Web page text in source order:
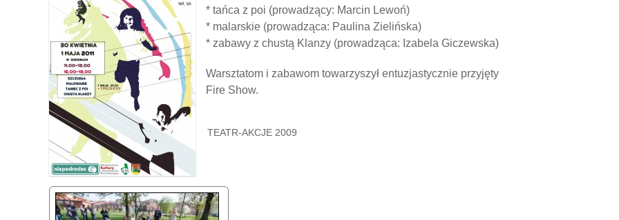
* tańca z poi (prowadzący: Marcin Lewoń)
* malarskie (prowadząca: Paulina Zielińska)
* zabawy z chustą Klanzy (prowadząca: Izabela Giczewska)
Warsztatom i zabawom towarzyszył entuzjastycznie przyjęty
Fire Show.
TEATR-AKCJE 2009